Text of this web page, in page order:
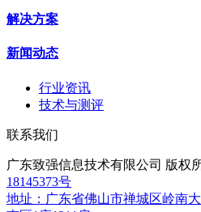
解决方案
新闻动态
行业资讯
技术与测评
联系我们
广东致强信息技术有限公司 版权
18145373号
地址：广东省佛山市禅城区岭南